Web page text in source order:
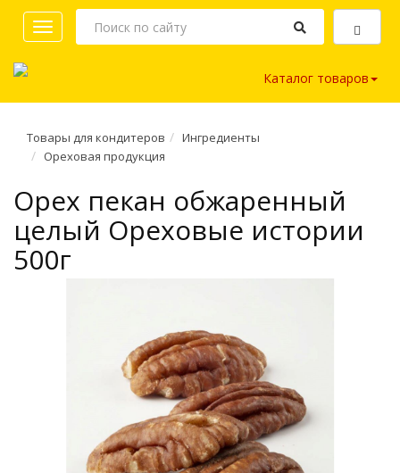
Toggle
navigation
Каталог товаров
Товары для кондитеров
Ингредиенты
Ореховая продукция
Орех пекан обжаренный
целый Ореховые истории
500г